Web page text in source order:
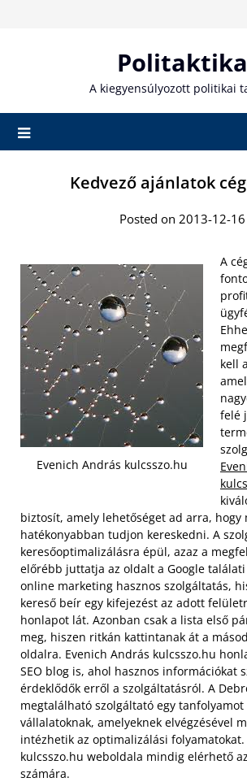
Politaktika
A kiegyensúlyozott politikai
Kedvező ajánlatok
Posted on 2013-12-16
Evenich András kulcsszo.hu
A
kell
felé
biztosít, amely lehetőséget ad arra,
hatékonyabban tudjon kereskedni. A
keresőoptimalizálásra épül, azaz a
előrébb juttatja az oldalt a Google
online marketing hasznos szolgáltatás,
kereső beír egy kifejezést az adott
honlapot lát. Azonban csak a lista első
meg, hiszen ritkán kattintanak át a
oldalra. Evenich András kulcsszo.hu
SEO blog is, ahol hasznos információkat
érdeklődők erről a szolgáltatásról. A
megtalálható szolgáltató egy tanfolyamot
vállalatoknak, amelyeknek elvégzésével
intézhetik az optimalizálási folyamatokat.
kulcsszo.hu weboldala mindig elérhető
számára.